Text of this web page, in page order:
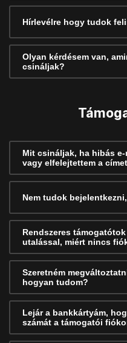
Hírlevélre hogy tudok
Olyan kérdésem van,
csináljak?
Mit csináljak, ha hibás
vagy elfelejtettem a
Nem tudok
Rendszeres
utalással, miért nincs
Szeretném
hogyan tudom?
Lejár a bankkártyám,
számát a támogatói